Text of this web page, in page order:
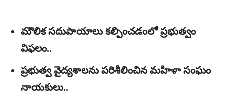
మౌలిక సదుపాయాలు కల్పించడంలో ప్రభుత్వం
విఫలం..
ప్రభుత్వ వైద్యశాలను పరిశీలించిన మహిళా సంఘం
నాయకులు..